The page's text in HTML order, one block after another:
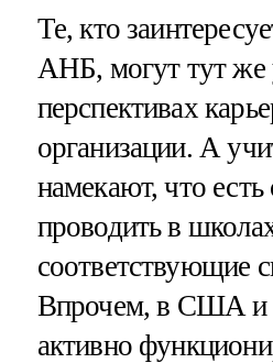
Те, кто
АНБ, могут тут же
перспективах
организации. А
намекают, что
проводить в
соответствующие
Впрочем, в США и
активно